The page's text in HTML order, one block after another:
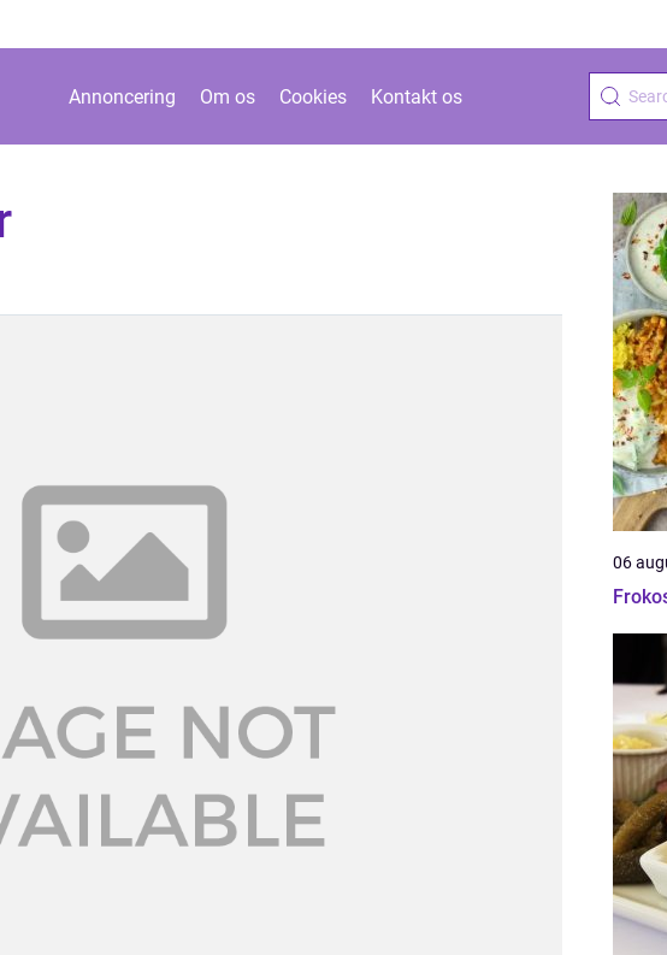
Annoncering Om os Cookies Kontakt os
06